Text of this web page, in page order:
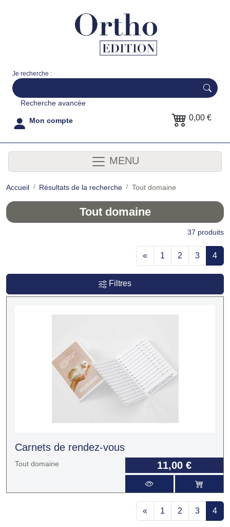
Je recherche :
Recherche avancée
Mon compte 0,00 €
MENU
Accueil Résultats de la recherche Tout domaine
Tout domaine
37 produits
« 1 2 3 4
Filtres
Carnets de rendez-vous
Tout domaine 11,00 €
« 1 2 3 4